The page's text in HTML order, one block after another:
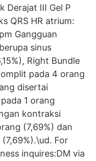
Derajat III Gel P
QRS HR atrium:
Gangguan
sinus
Right Bundle
pada 4 orang
disertai
1 orang
kontraksi
(7,69%) dan
For
inquires:DM via